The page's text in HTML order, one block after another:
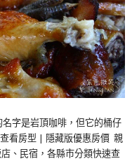
字是岩頂咖啡，但它的桶仔
看房型 | 隱藏版優惠房價 親
、民宿，各縣市分類快速查